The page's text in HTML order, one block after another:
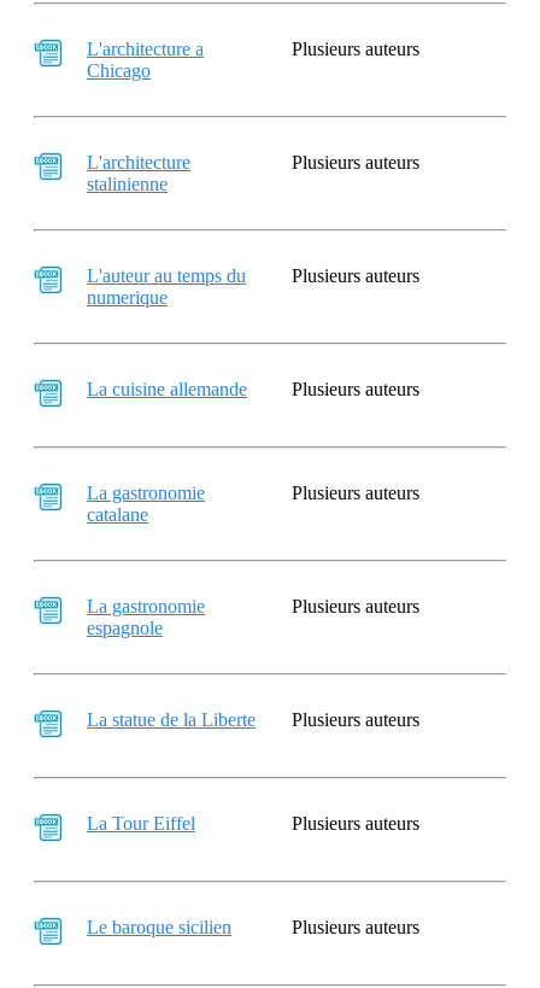
L'architecture a
Chicago
Plusieurs auteurs
L'architecture
stalinienne
Plusieurs auteurs
L'auteur au temps du
numerique
Plusieurs auteurs
La cuisine allemande Plusieurs auteurs
La gastronomie
catalane
Plusieurs auteurs
La gastronomie
espagnole
Plusieurs auteurs
La statue de la Liberte Plusieurs auteurs
La Tour Eiffel Plusieurs auteurs
Le baroque sicilien Plusieurs auteurs